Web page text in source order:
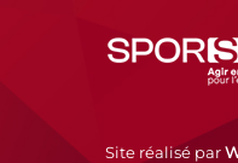
Site réalisé par